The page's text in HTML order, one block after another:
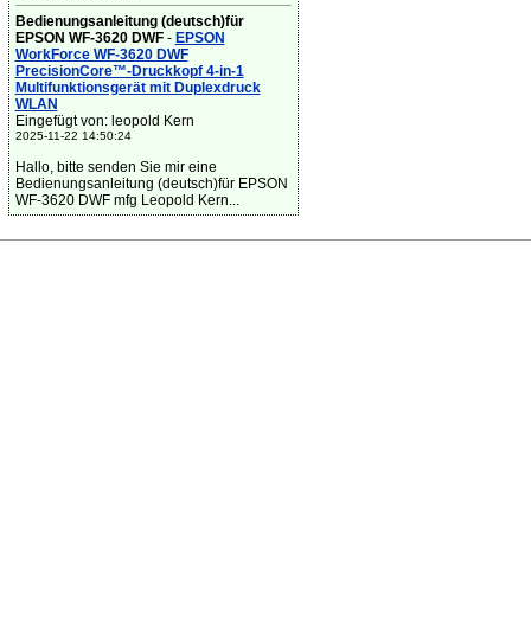
Bedienungsanleitung (deutsch)für
EPSON WF-3620 DWF- EPSON
WorkForce WF-3620 DWF
PrecisionCore™-Druckkopf 4-in-1
Multifunktionsgerät mit Duplexdruck
WLAN
Eingefügt von: leopold Kern
2025-11-22 14:50:24
Hallo, bitte senden Sie mir eine
Bedienungsanleitung (deutsch)für EPSON
WF-3620 DWF mfg Leopold Kern...